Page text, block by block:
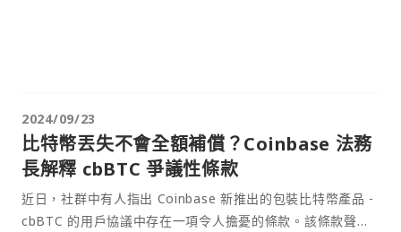
2024/09/23
比特幣丟失不會全額補償？Coinbase 法務
長解釋 cbBTC 爭議性條款
近日，社群中有人指出 Coinbase 新推出的包裝比特幣產品 -
cbBTC 的用戶協議中存在一項令人擔憂的條款。該條款聲